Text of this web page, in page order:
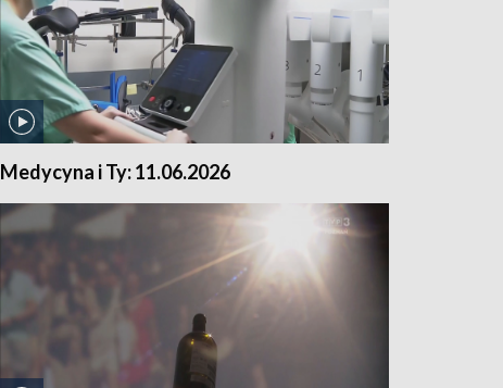
Medycyna i Ty: 11.06.2026